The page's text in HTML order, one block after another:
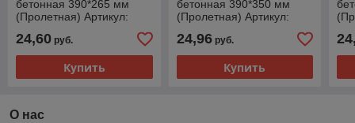
бетонная 390*265 мм
(Пролетная) Артикул:
24,60 руб.
Купить
бетонная 390*350 мм
(Пролетная) Артикул:
24,96руб.
Купить
О нас